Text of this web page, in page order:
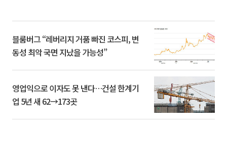
블룸버그 “레버리지 거품 빠진 코스피, 변
동성 최악 국면 지났을 가능성”
영업익으로 이자도 못 낸다…건설 한계기
업 5년 새 62→173곳